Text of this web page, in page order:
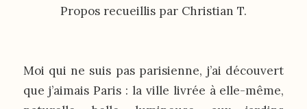
Propos recueillis par Christian T.
Moi qui ne suis pas parisienne, j’ai découvert
que j’aimais Paris : la ville livrée à elle-même,